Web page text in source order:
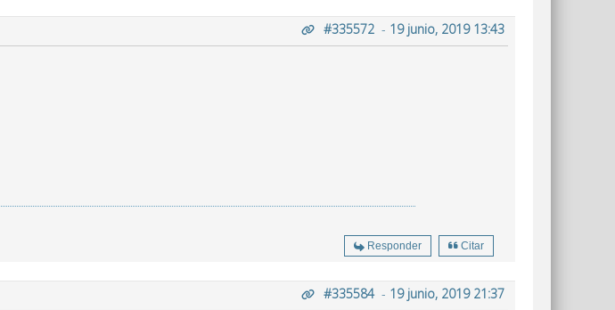
#335572 - 19 junio, 2019 13:43
Responder Citar
#335584- 19 junio, 2019 21:37